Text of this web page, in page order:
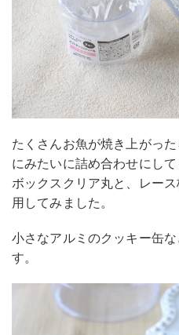
たくさんお魚が焼き上がっ
にみたいに詰め合わせにし
ボックスクリア丸と、レー
用してみました。
小さなアルミのクッキー缶
す。